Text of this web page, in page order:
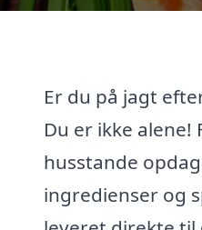
Er du på jagt
Du er ikke alene!
husstande
ingredienser og